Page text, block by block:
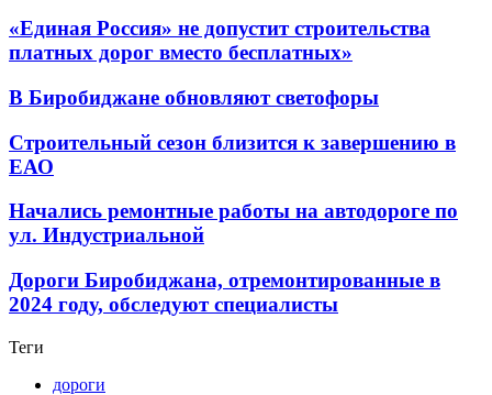
«Единая Россия» не допустит строительства
платных дорог вместо бесплатных»
В Биробиджане обновляют светофоры
Строительный сезон близится к завершению в
ЕАО
Начались ремонтные работы на автодороге по
ул. Индустриальной
Дороги Биробиджана, отремонтированные в
2024 году, обследуют специалисты
Теги
дороги